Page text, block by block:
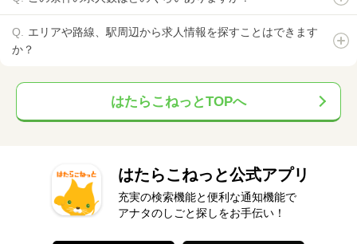
エリアや路線、駅周辺から求人情報を探すことはできます
か？
はたらこねっとTOPへ
はたらこねっと公式アプリ
充実の検索機能と便利な通知機能で
アナタのしごと探しをお手伝い！